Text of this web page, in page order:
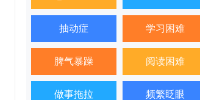
抽动症 学习困难
脾气暴躁 阅读困难
做事拖拉 频繁眨眼